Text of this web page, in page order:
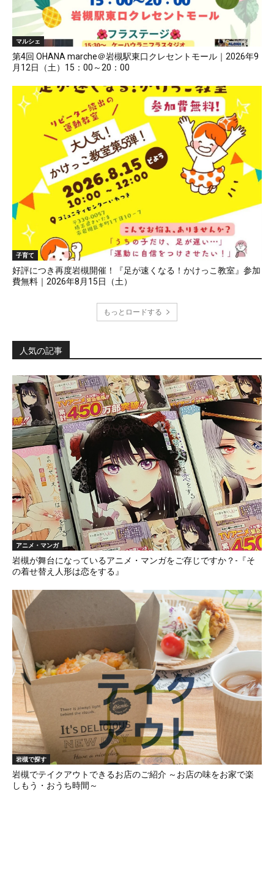
マルシェ
第4回 OHANA marche＠岩槻駅東口クレセントモール｜2026年9
月12日（土）15：00～20：00
子育て
好評につき再度岩槻開催！『足が速くなる！かけっこ教室』参加
費無料｜2026年8月15日（土）
もっとロードする
人気の記事
アニメ・マンガ
岩槻が舞台になっているアニメ・マンガをご存じですか？-『そ
の着せ替え人形は恋をする』
岩槻で探す
岩槻でテイクアウトできるお店のご紹介 ～お店の味をお家で楽
しもう・おうち時間～